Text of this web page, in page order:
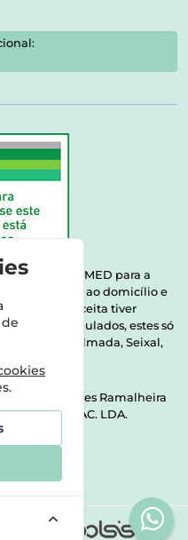
pelo INFARMED para a
de saúde ao domicílio e
Se na sua receita tiver
Manipulados, estes só
concelhos: Almada, Seixal,
Fernandes Ramalheira
SOC. FARMAC. LDA.
036 Almada